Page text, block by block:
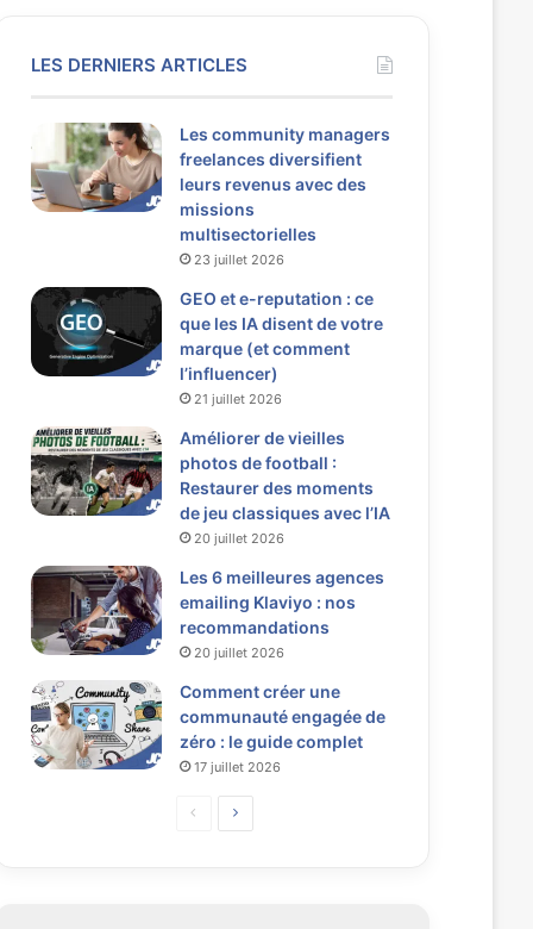
LES DERNIERS ARTICLES
Les community managers
freelances diversifient
leurs revenus avec des
missions
multisectorielles
23 juillet 2026
GEO et e-reputation : ce
que les IA disent de votre
marque (et comment
l’influencer)
21 juillet 2026
Améliorer de vieilles
photos de football :
Restaurer des moments
de jeu classiques avec l’IA
20 juillet 2026
Les 6 meilleures agences
emailing Klaviyo : nos
recommandations
20 juillet 2026
Comment créer une
communauté engagée de
zéro : le guide complet
17 juillet 2026
P